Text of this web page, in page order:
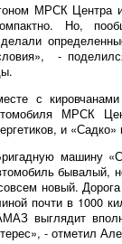
МРСК Центра
Но,
-
с
МРСК
и
машину
бывалый,
новый.
почти в 1000
выглядит
- отметил